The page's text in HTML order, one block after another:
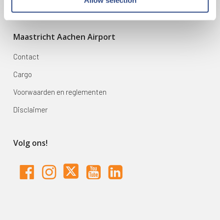
Maastricht Aachen Airport
Contact
Cargo
Voorwaarden en reglementen
Disclaimer
Volg ons!